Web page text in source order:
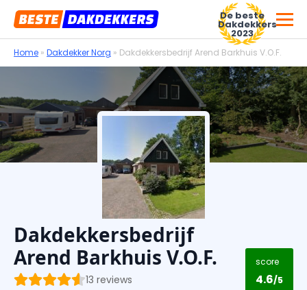
Voor dakdekkersbedrijven
De beste
Dakdekkers
2023
Home » Dakdekker Norg » Dakdekkersbedrijf Arend Barkhuis V.O.F.
Dakdekkersbedrijf
Arend Barkhuis V.O.F.
13 reviews
score
4.6/5